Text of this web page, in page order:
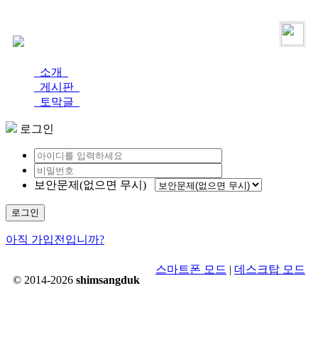
소개
게시판
토막글
로그인
보안문제(없으면 무시)
로그인
아직 가입전입니까?
© 2014-2026 shimsangduk
스마트폰 모드 | 데스크탑 모드